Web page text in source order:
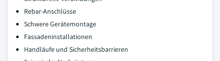
Rebar-Anschlüsse
Schwere Gerätemontage
Fassadeninstallationen
Handläufe und Sicherheitsbarrieren